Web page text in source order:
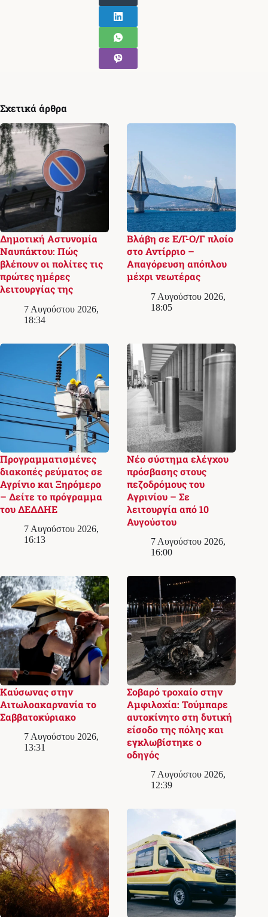
Σχετικά άρθρα
Δημοτική Αστυνομία
Ναυπάκτου: Πώς
βλέπουν οι πολίτες τις
πρώτες ημέρες
λειτουργίας της
7 Αυγούστου 2026,
18:34
Βλάβη σε Ε/Γ-Ο/Γ πλοίο
στο Αντίρριο –
Απαγόρευση απόπλου
μέχρι νεωτέρας
7 Αυγούστου 2026,
18:05
Προγραμματισμένες
διακοπές ρεύματος σε
Αγρίνιο και Ξηρόμερο
– Δείτε το πρόγραμμα
του ΔΕΔΔΗΕ
7 Αυγούστου 2026,
16:13
Νέο σύστημα ελέγχου
πρόσβασης στους
πεζοδρόμους του
Αγρινίου – Σε
λειτουργία από 10
Αυγούστου
7 Αυγούστου 2026,
16:00
Καύσωνας στην
Αιτωλοακαρνανία το
Σαββατοκύριακο
7 Αυγούστου 2026,
13:31
Σοβαρό τροχαίο στην
Αμφιλοχία: Τούμπαρε
αυτοκίνητο στη δυτική
είσοδο της πόλης και
εγκλωβίστηκε ο
οδηγός
7 Αυγούστου 2026,
12:39